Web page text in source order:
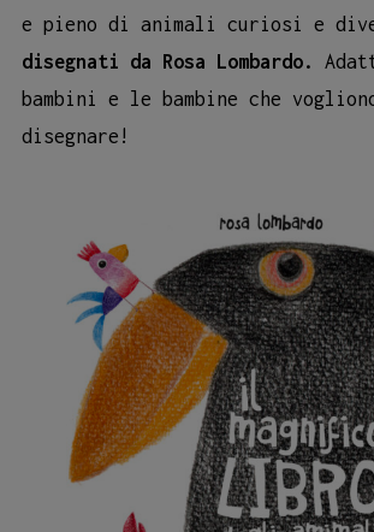
e pieno di animali curiosi e
disegnati da Rosa Lombardo.
bambini e le bambine che
disegnare!